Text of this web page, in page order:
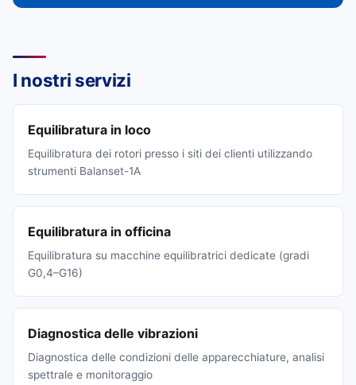
I nostri servizi
Equilibratura in loco
Equilibratura dei rotori presso i siti dei clienti utilizzando
strumenti Balanset-1A
Equilibratura in officina
Equilibratura su macchine equilibratrici dedicate (gradi
G0,4–G16)
Diagnostica delle vibrazioni
Diagnostica delle condizioni delle apparecchiature, analisi
spettrale e monitoraggio